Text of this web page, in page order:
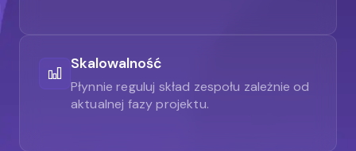
Skalowalność
Płynnie reguluj skład zespołu zależnie od
aktualnej fazy projektu.